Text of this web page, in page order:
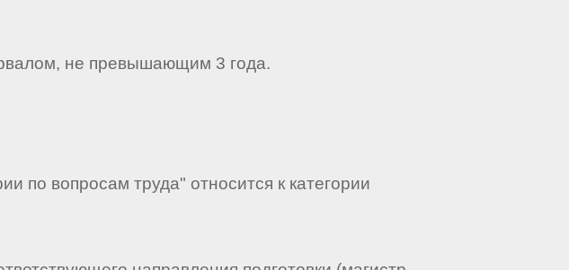
не превышающим 3 года.
по вопросам труда" относится к категории